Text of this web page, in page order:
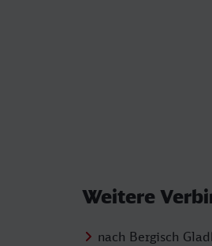
Weitere
nach Bergisch